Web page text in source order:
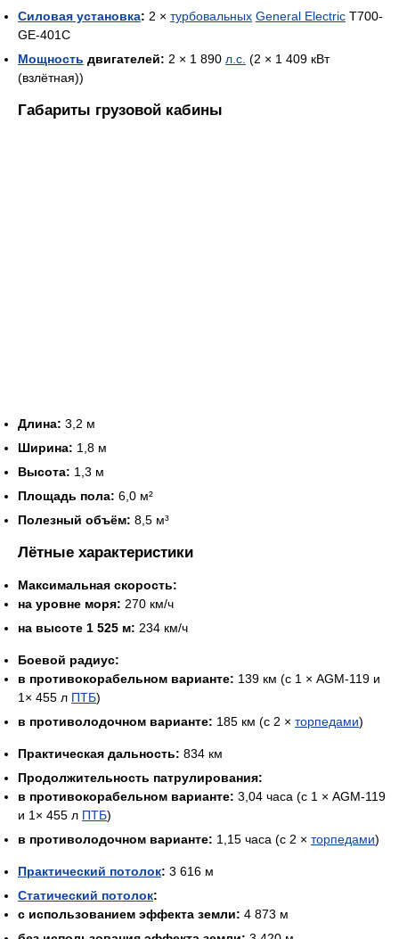
Силовая установка: 2 × турбовальных General Electric T700-
GE-401C
Мощность двигателей: 2 × 1 890 л.с. (2 × 1 409 кВт
(взлётная))
Габариты грузовой кабины
Длина: 3,2 м
Ширина: 1,8 м
Высота: 1,3 м
Площадь пола: 6,0 м²
Полезный объём: 8,5 м³
Лётные характеристики
Максимальная скорость:
на уровне моря: 270 км/ч
на высоте 1 525 м: 234 км/ч
Боевой радиус:
в противокорабельном варианте: 139 км (с 1 × AGM-119 и
1× 455 л ПТБ)
в противолодочном варианте: 185 км (с 2 × торпедами)
Практическая дальность: 834 км
Продолжительность патрулирования:
в противокорабельном варианте: 3,04 часа (с 1 × AGM-119
и 1× 455 л ПТБ)
в противолодочном варианте: 1,15 часа (с 2 × торпедами)
Практический потолок: 3 616 м
Статический потолок:
с использованием эффекта земли: 4 873 м